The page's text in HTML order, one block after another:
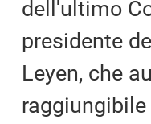
dell'ultimo
presidente
Leyen, che